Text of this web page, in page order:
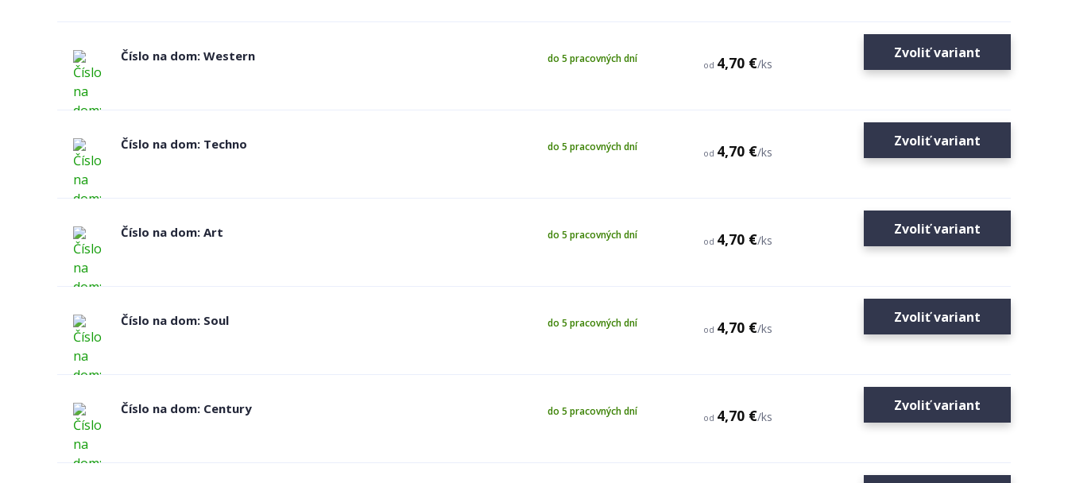
Číslo na dom: Western
od 4,70 €/ks
do 5 pracovných dní Zvoliť variant
Číslo na dom: Techno
od 4,70 €/ks
do 5 pracovných dní Zvoliť variant
Číslo na dom: Art
od 4,70 €/ks
do 5 pracovných dní Zvoliť variant
Číslo na dom: Soul
od 4,70 €/ks
do 5 pracovných dní Zvoliť variant
Číslo na dom: Century
od 4,70 €/ks
do 5 pracovných dní Zvoliť variant